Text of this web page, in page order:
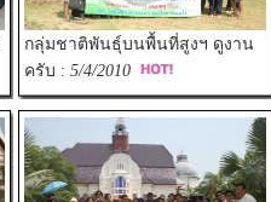
กลุ่มชาติพันธุ์บนพื้นที่สูงฯ ดูงาน
ครับ : 5/4/2010